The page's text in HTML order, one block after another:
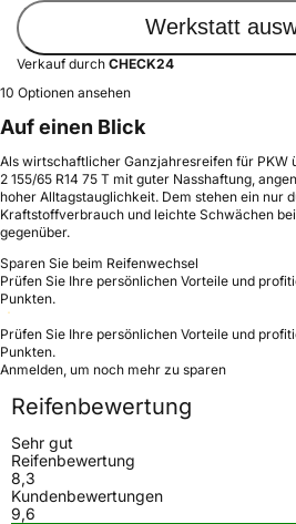
Werkstatt
Verkauf durch CHECK24
10 Optionen ansehen
Auf einen Blick
Als wirtschaftlicher Ganzjahresreifen für PKW
2 155/65 R14 75 T mit guter Nasshaftung,
hoher Alltagstauglichkeit. Dem stehen ein nur
Kraftstoffverbrauch und leichte Schwächen
gegenüber.
Sparen Sie beim Reifenwechsel
Prüfen Sie Ihre persönlichen Vorteile und
Punkten.
Prüfen Sie Ihre persönlichen Vorteile und
Punkten.
Anmelden, um noch mehr zu sparen
Reifenbewertung
Sehr gut
Reifenbewertung
8,3
Kundenbewertungen
9,6